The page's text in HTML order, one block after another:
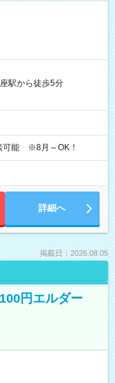
駅から徒歩5分
可能 ※8月～OK！
詳細へ
掲載日：2026.08.05
円エルダー